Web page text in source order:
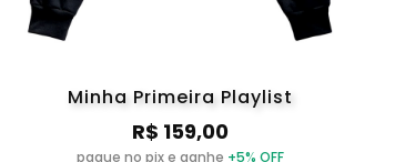
Minha Primeira Playlist
R$ 159,00
pague no pix e ganhe +5% OFF